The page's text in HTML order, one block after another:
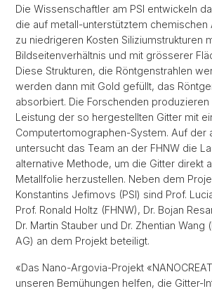
Die Wissenschaftler am PSI entwickeln
die auf metall-unterstütztem chemischen
zu niedrigeren Kosten Siliziumstrukturen
Bildseitenverhältnis und mit grösserer
Diese Strukturen, die Röntgenstrahlen
werden dann mit Gold gefüllt, das
absorbiert. Die Forschenden
Leistung der so hergestellten Gitter mit
Computertomographen-System. Auf der
untersucht das Team an der FHNW die
alternative Methode, um die Gitter direkt
Metallfolie herzustellen. Neben dem
Konstantins Jefimovs (PSI) sind Prof.
Prof. Ronald Holtz (FHNW), Dr. Bojan
Dr. Martin Stauber und Dr. Zhentian Wang
AG) an dem Projekt beteiligt.
«Das Nano-Argovia-Projekt
unseren Bemühungen helfen, die Gitter-